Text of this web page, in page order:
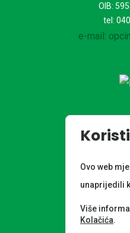
OIB:
tel:
e-mail:
Ovo web
unaprijedili
Više
Kolačića.